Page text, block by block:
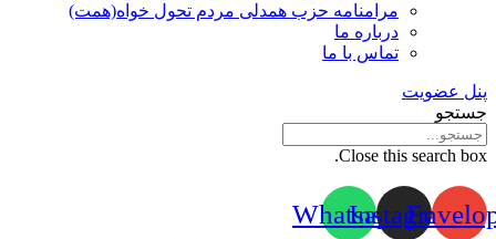
مرامنامه حزب همدلی مردم تحول خواه(همت)
درباره ما
تماس با ما
پنل عضویت
جستجو
Close this search box.
Instagram
Whatsapp